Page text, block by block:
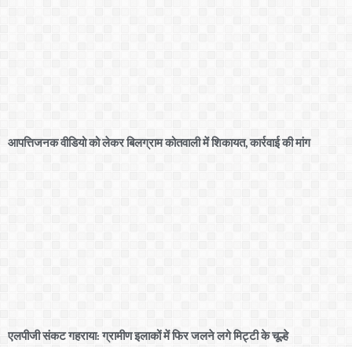
आपत्तिजनक वीडियो को लेकर बिलग्राम कोतवाली में शिकायत, कार्रवाई की मांग
एलपीजी संकट गहराया: ग्रामीण इलाकों में फिर जलने लगे मिट्टी के चूल्हे